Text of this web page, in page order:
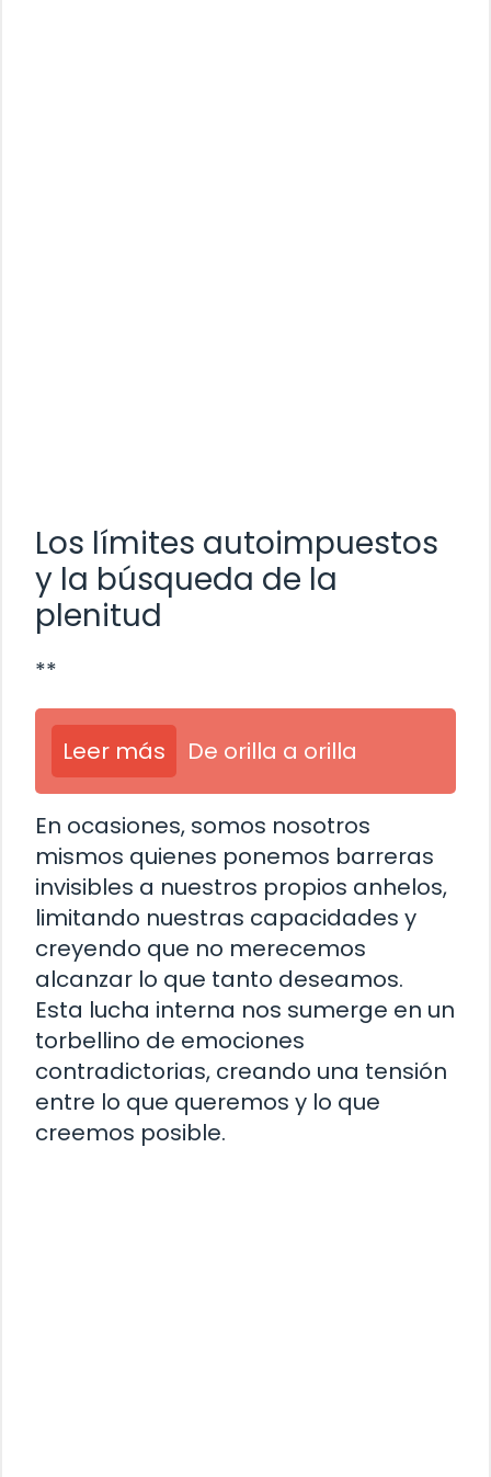
Los límites autoimpuestos
y la búsqueda de la
plenitud
**
Leer más De orilla a orilla
En ocasiones, somos nosotros
mismos quienes ponemos barreras
invisibles a nuestros propios anhelos,
limitando nuestras capacidades y
creyendo que no merecemos
alcanzar lo que tanto deseamos.
Esta lucha interna nos sumerge en un
torbellino de emociones
contradictorias, creando una tensión
entre lo que queremos y lo que
creemos posible.